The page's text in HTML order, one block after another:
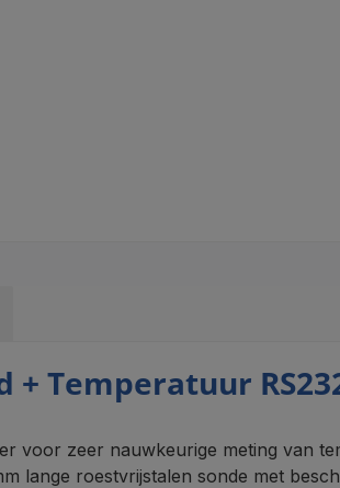
+ Temperatuur
voor zeer nauwkeurige meting van
lange roestvrijstalen sonde met